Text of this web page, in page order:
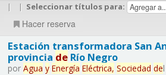
| | Seleccionar títulos para:
Hacer reserva
Estación transformadora San
provincia deRío Negro
por Agua y Energía Eléctrica, Sociedad del